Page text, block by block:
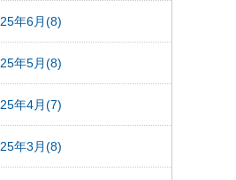
年6月(8)
年5月(8)
年4月(7)
年3月(8)